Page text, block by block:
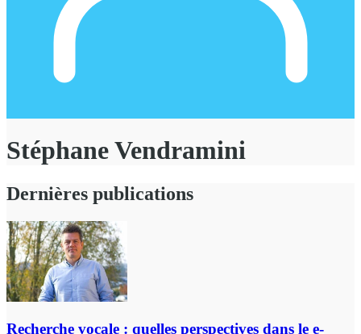
Stéphane Vendramini
Dernières publications
Recherche vocale : quelles perspectives dans le e-